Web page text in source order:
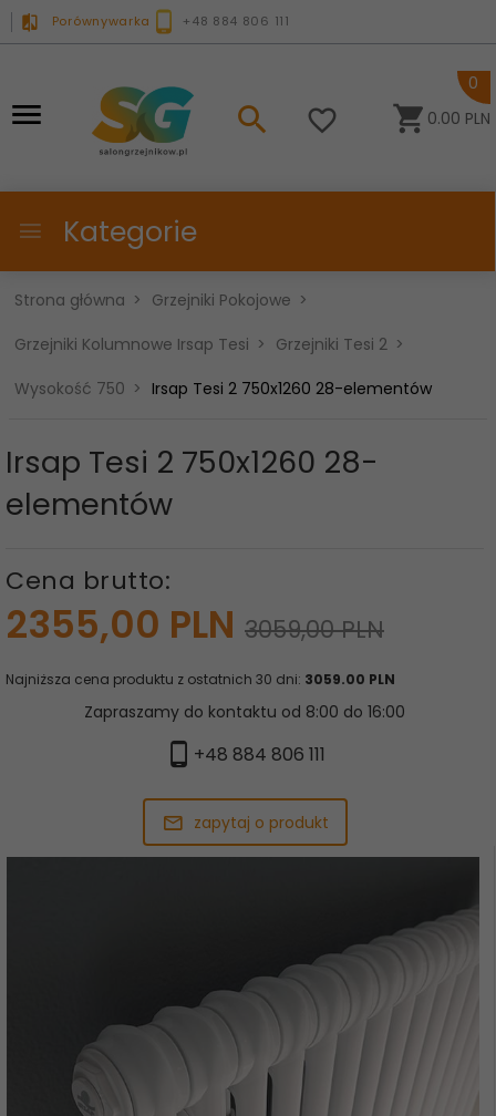
Porównywarka +48 884 806 111
0.00 PLN
0
Kategorie
Strona główna
Grzejniki Pokojowe
Grzejniki Kolumnowe Irsap Tesi
Grzejniki Tesi 2
Wysokość 750
Irsap Tesi 2 750x1260 28-elementów
Irsap Tesi 2 750x1260 28-
elementów
Cena brutto:
2355,00 PLN 3059,00 PLN
Najniższa cena produktu z ostatnich 30 dni: 3059.00 PLN
Zapraszamy do kontaktu od 8:00 do 16:00
+48 884 806 111
zapytaj o produkt